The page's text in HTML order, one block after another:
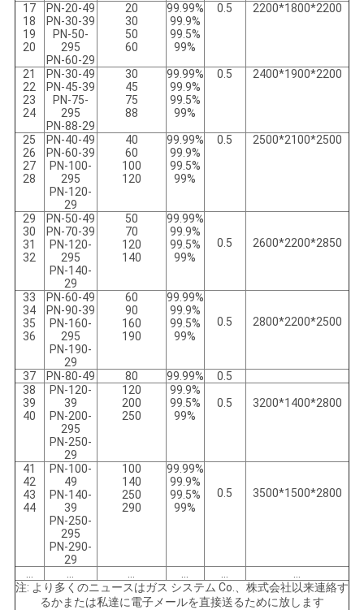
17
18
19
20
PN-20-49
PN-30-39
PN-50-
295
PN-60-29
20
30
50
60
99.99%
99.9%
99.5%
99%
0.5 2200*1800*2200
21
22
23
24
PN-30-49
PN-45-39
PN-75-
295
PN-88-29
30
45
75
88
99.99%
99.9%
99.5%
99%
0.5 2400*1900*2200
25
26
27
28
PN-40-49
PN-60-39
PN-100-
295
PN-120-
29
40
60
100
120
99.99%
99.9%
99.5%
99%
0.5 2500*2100*2500
29
30
31
32
PN-50-49
PN-70-39
PN-120-
295
PN-140-
29
50
70
120
140
99.99%
99.9%
99.5%
99%
0.5 2600*2200*2850
33
34
35
36
PN-60-49
PN-90-39
PN-160-
295
PN-190-
29
60
90
160
190
99.99%
99.9%
99.5%
99%
0.5 2800*2200*2500
37 PN-80-49 80 99.99%
0.5
38
39
40
PN-120-
39
PN-200-
295
PN-250-
29
120
200
250
99.9%
99.5%
99%
0.5 3200*1400*2800
41
42
43
44
PN-100-
49
PN-140-
39
PN-250-
295
PN-290-
29
100
140
250
290
99.99%
99.9%
99.5%
99%
0.5 3500*1500*2800
… … … … …
…
注: より多くのニュースはガス システム Co.、株式会社以来連絡す
るかまたは私達に電子メールを直接送るために放します